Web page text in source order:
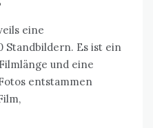
eine
Standbildern. Es ist ein
und eine
entstammen